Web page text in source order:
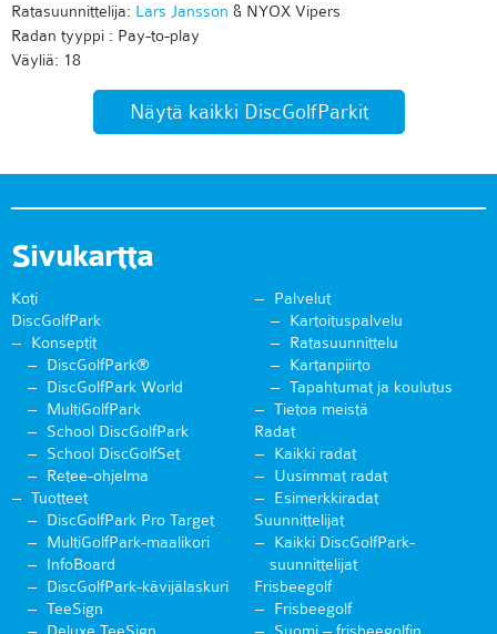
Ratasuunnittelija: Lars Jansson & NYOX Vipers
Radan tyyppi : Pay-to-play
Väyliä: 18
Näytä kaikki DiscGolfParkit
Sivukartta
Koti
DiscGolfPark
Konseptit
DiscGolfPark®
DiscGolfPark World
MultiGolfPark
School DiscGolfPark
School DiscGolfSet
Retee-ohjelma
Tuotteet
DiscGolfPark Pro Target
MultiGolfPark-maalikori
InfoBoard
DiscGolfPark-kävijälaskuri
TeeSign
Palvelut
Kartoituspalvelu
Ratasuunnittelu
Kartanpiirto
Tapahtumat ja koulutus
Tietoa meistä
Radat
Kaikki radat
Uusimmat radat
Esimerkkiradat
Suunnittelijat
Kaikki DiscGolfPark-
suunnittelijat
Frisbeegolf
Frisbeegolf